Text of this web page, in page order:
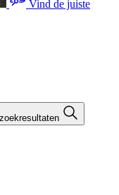
Vind de juiste